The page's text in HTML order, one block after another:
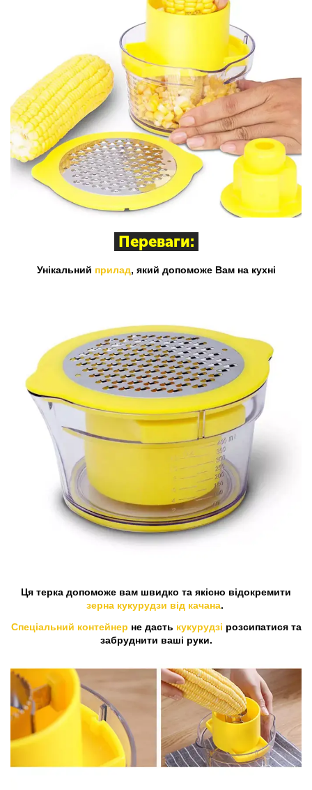
Переваги:
Унікальний прилад, який допоможе Вам на кухні
Ця терка допоможе вам швидко та якісно відокремити
зерна кукурудзи від качана.
Спеціальний контейнер не дасть кукурудзі розсипатися та
забруднити ваші руки.